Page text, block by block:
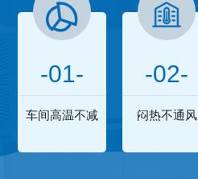
-01-
车间高温不减
-02-
闷热不通风